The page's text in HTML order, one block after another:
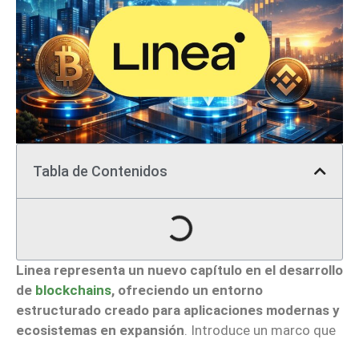
Tabla de Contenidos
Linea representa un nuevo capítulo en el desarrollo
de blockchains, ofreciendo un entorno
estructurado creado para aplicaciones modernas y
ecosistemas en expansión . Introduce un marco que